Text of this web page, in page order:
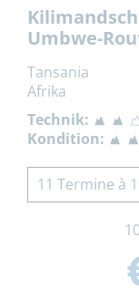
Umbwe-
Tansania
Afrika
Technik:
Kondition:
11 Termine à